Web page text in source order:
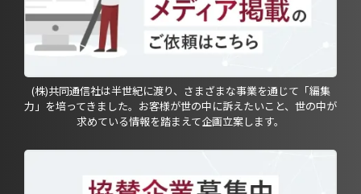
(株)共同通信社は半世紀に渡り、さまざまな事業を通じて「編集
力」を培ってきました。お客様が世の中に訴えたいこと、世の中が
求めている情報を踏まえて企画立案します。